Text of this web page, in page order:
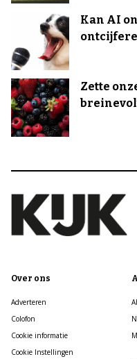
Kan AI
Zette
Over ons
Adverteren
Colofon
Cookie informatie
Cookie Instellingen